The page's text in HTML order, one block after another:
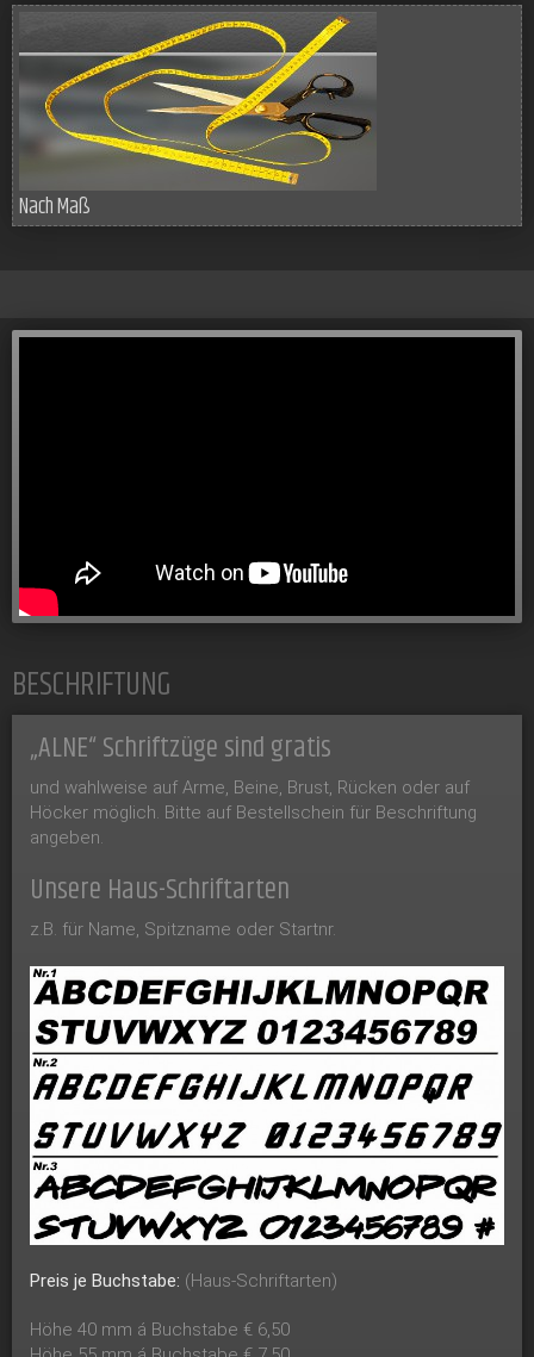
Nach Maß
BESCHRIFTUNG
„ALNE“ Schriftzüge sind gratis
und wahlweise auf Arme, Beine, Brust, Rücken oder auf
Höcker möglich. Bitte auf Bestellschein für Beschriftung
angeben.
Unsere Haus-Schriftarten
z.B. für Name, Spitzname oder Startnr.
Preis je Buchstabe: (Haus-Schriftarten)
Höhe 40 mm á Buchstabe € 6,50